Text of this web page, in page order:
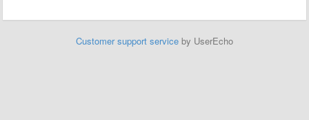
Customer support service by UserEcho